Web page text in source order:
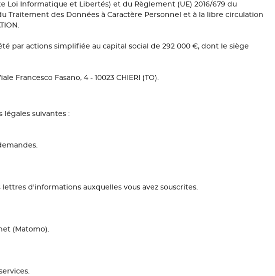
Loi Informatique et Libertés) et du Règlement (UE) 2016/679 du
Traitement des Données à Caractère Personnel et à la libre circulation
par actions simplifiée au capital social de 292 000 €, dont le siège
Francesco Fasano, 4 - 10023 CHIERI (TO).
légales suivantes :
d'informations auxquelles vous avez souscrites.
(Matomo).